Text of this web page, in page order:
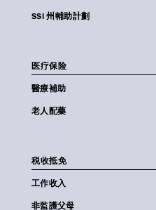
SSI 州輔助計劃
医疗保险
醫療補助
老人配藥
税收抵免
工作收入
非監護父母